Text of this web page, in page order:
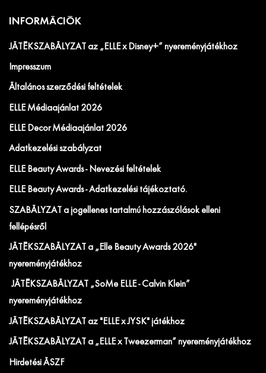
INFORMÁCIÓK
JÁTÉKSZABÁLYZAT az „ELLE x Disney+” nyereményjátékhoz
Impresszum
Általános szerződési feltételek
ELLE Médiaajánlat 2026
ELLE Decor Médiaajánlat 2026
Adatkezelési szabályzat
ELLE Beauty Awards - Nevezési feltételek
ELLE Beauty Awards - Adatkezelési tájékoztató.
SZABÁLYZAT a jogellenes tartalmú hozzászólások elleni
fellépésről
JÁTÉKSZABÁLYZAT a „Elle Beauty Awards 2026"
nyereményjátékhoz
JÁTÉKSZABÁLYZAT „SoMe ELLE - Calvin Klein”
nyereményjátékhoz
JÁTÉKSZABÁLYZAT az "ELLE x JYSK" játékhoz
JÁTÉKSZABÁLYZAT a „ELLE x Tweezerman” nyereményjátékhoz
Hirdetési ÁSZF